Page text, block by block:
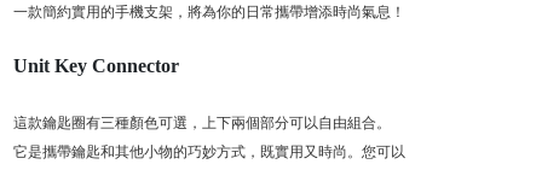
一款簡約實用的手機支架，將為你的日常攜帶增添時尚氣息！
Unit Key Connector
這款鑰匙圈有三種顏色可選，上下兩個部分可以自由組合。
它是攜帶鑰匙和其他小物的巧妙方式，既實用又時尚。您可以